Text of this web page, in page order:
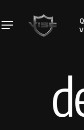
to
Menu